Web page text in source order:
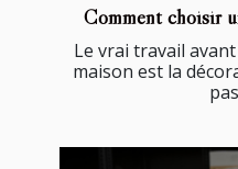
Comment choisir
Le vrai travail
maison est la